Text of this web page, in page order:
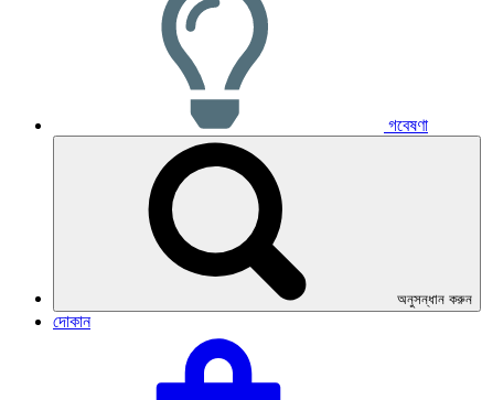
গবেষণা
অনুসন্ধান করুন
দোকান